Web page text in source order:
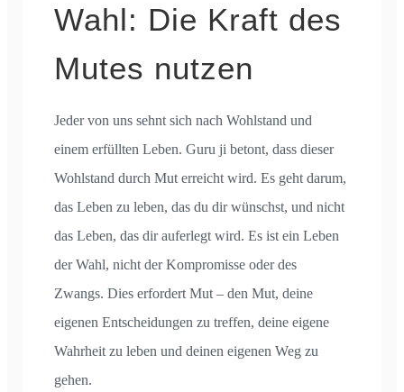
Wahl: Die Kraft des
Mutes nutzen
Jeder von uns sehnt sich nach Wohlstand und
einem erfüllten Leben. Guru ji betont, dass dieser
Wohlstand durch Mut erreicht wird. Es geht darum,
das Leben zu leben, das du dir wünschst, und nicht
das Leben, das dir auferlegt wird. Es ist ein Leben
der Wahl, nicht der Kompromisse oder des
Zwangs. Dies erfordert Mut – den Mut, deine
eigenen Entscheidungen zu treffen, deine eigene
Wahrheit zu leben und deinen eigenen Weg zu
gehen.